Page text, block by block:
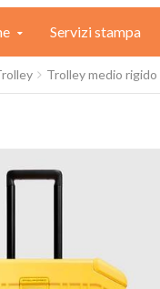
Servizi stampa
Trolley medio